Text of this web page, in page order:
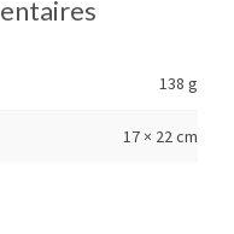
138 g
17 × 22 cm